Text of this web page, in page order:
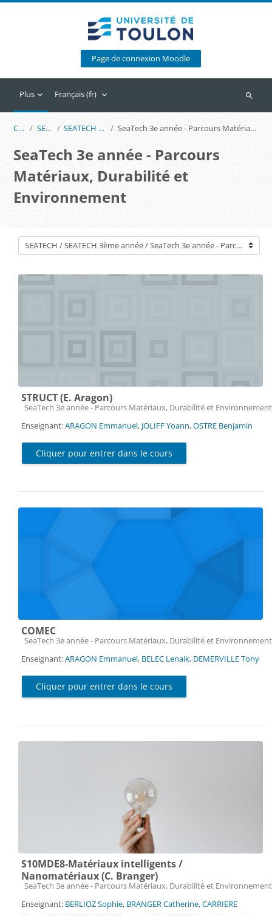
Page de connexion Moodle
Plus Français ‎(fr)‎
Cours SEATECH SEATECH 3ème année SeaTech 3e année - Parcours Matériaux, Durabilité et Environnement
SeaTech 3e année - Parcours
Matériaux, Durabilité et
Environnement
Catégories de cours
STRUCT (E. Aragon)
Catégorie de cours
SeaTech 3e année - Parcours Matériaux, Durabilité et Environnement
Enseignant:ARAGON Emmanuel, JOLIFF Yoann,OSTRE Benjamin
Cliquer pour entrer dans le cours
COMEC
Catégorie de cours
SeaTech 3e année - Parcours Matériaux, Durabilité et Environnement
Enseignant:ARAGON Emmanuel, BELEC Lenaik, DEMERVILLE Tony
Cliquer pour entrer dans le cours
S10MDE8-Matériaux intelligents /
Nanomatériaux (C. Branger)
Catégorie de cours
SeaTech 3e année - Parcours Matériaux, Durabilité et Environnement
Enseignant: BERLIOZ Sophie, BRANGER Catherine,CARRIERE